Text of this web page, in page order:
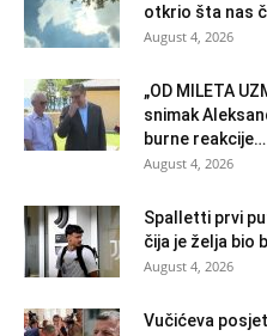
otkrio šta nas
August 4, 2026
„OD MILETA
snimak
burne reakcije…
August 4, 2026
Spalletti prvi
čija je želja bio
August 4, 2026
Vučićeva